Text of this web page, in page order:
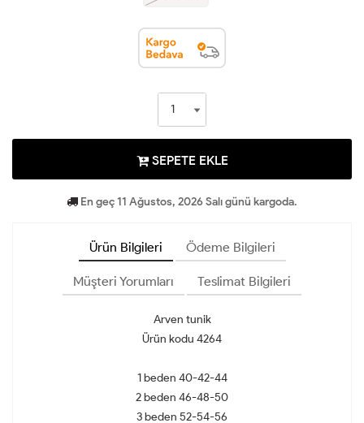
SEPETE EKLE
En geç 11 Ağustos, 2026 Salı günü kargoda.
Ürün Bilgileri Ödeme Bilgileri
Müşteri Yorumları Teslimat Bilgileri
Arven tunik
Ürün kodu 4264
1 beden 40-42-44
2 beden 46-48-50
3 beden 52-54-56